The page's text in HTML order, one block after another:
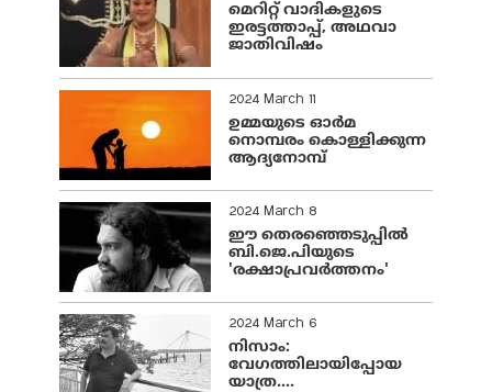
മെറിറ്റ് വാദികളുടെ
ഇരട്ടത്താപ്പ്, അഥവാ
ജാതിവിഷം
2024 March 11
ഉമ്മയുടെ ഓർമ
നൊമ്പരം കൊള്ളിക്കുന്ന
ആദ്യനോമ്പ്
2024 March 8
ഈ തെരഞ്ഞെടുപ്പില്‍
ബി.ജെ.പിയുടെ
'രക്ഷാപ്രവര്‍ത്തനം'
2024 March 6
നിസാം:
വേഗത്തിലായിപ്പോയ
യാത്ര....